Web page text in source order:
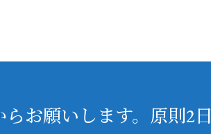
お願いします。原則2日